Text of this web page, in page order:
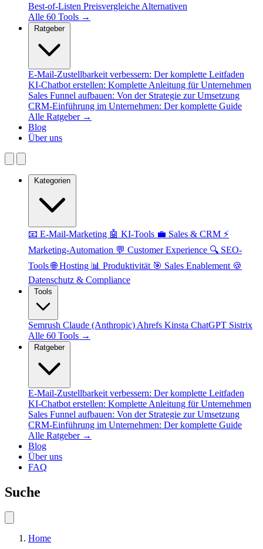
Best-of-Listen Preisvergleiche Alternativen
Alle 60 Tools →
Ratgeber
E-Mail-Zustellbarkeit verbessern: Der komplette Leitfaden
KI-Chatbot erstellen: Komplette Anleitung für Unternehmen
Sales Funnel aufbauen: Von der Strategie zur Umsetzung
CRM-Einführung im Unternehmen: Der komplette Guide
Alle Ratgeber →
Blog
Über uns
📧 E-Mail-Marketing 🤖 KI-Tools 💼 Sales & CRM ⚡
Marketing-Automation 💬 Customer Experience 🔍 SEO-
Tools🌐 Hosting 📊 Produktivität 🎯 Sales Enablement 🍪
Datenschutz & Compliance
Semrush Claude (Anthropic) Ahrefs Kinsta ChatGPT Sistrix
Alle 60 Tools →
Ratgeber
E-Mail-Zustellbarkeit verbessern: Der komplette Leitfaden
KI-Chatbot erstellen: Komplette Anleitung für Unternehmen
Sales Funnel aufbauen: Von der Strategie zur Umsetzung
CRM-Einführung im Unternehmen: Der komplette Guide
Alle Ratgeber →
Blog
Über uns
FAQ
Suche
Home